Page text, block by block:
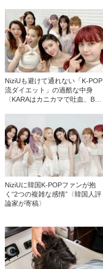
NiziUも避けて通れない「K-POP
流ダイエット」の過酷な中身
〈KARAはカニカマで吐血、BTS
NiziUに韓国K-POPファンが抱
く“2つの複雑な感情”〈韓国人評
論家が寄稿〉